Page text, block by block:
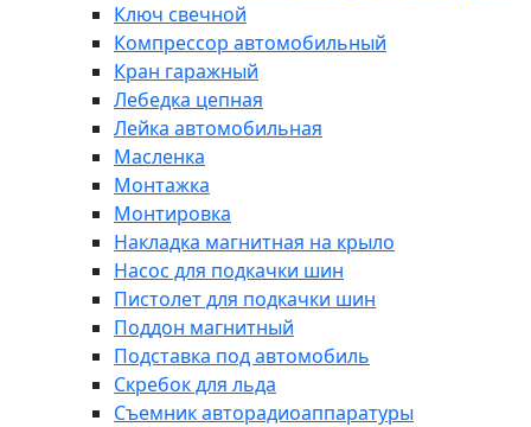
Ключ свечной
Компрессор автомобильный
Кран гаражный
Лебедка цепная
Лейка автомобильная
Масленка
Монтажка
Монтировка
Накладка магнитная на крыло
Насос для подкачки шин
Пистолет для подкачки шин
Поддон магнитный
Подставка под автомобиль
Скребок для льда
Съемник авторадиоаппаратуры